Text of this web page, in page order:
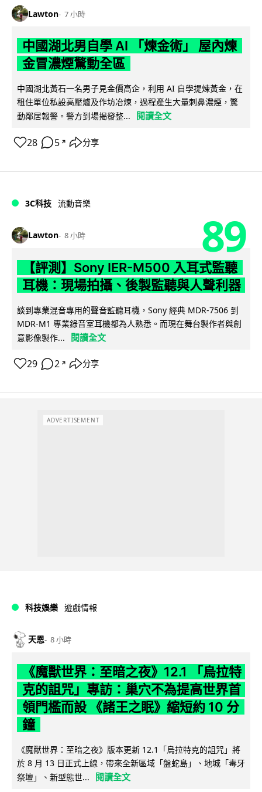
Lawton 7 小時
中國湖北男自學 AI 「煉金術」 屋內煉
金冒濃煙驚動全區
中國湖北黃石一名男子見金價高企，利用 AI 自學提煉黃金，在
租住單位私設高壓爐及作坊冶煉，過程產生大量刺鼻濃煙，驚
動鄰居報警。警方到場揭發整...
閱讀全文
28 5 ↗ 分享
3C科技 流動音樂
Lawton 8 小時 89
【評測】Sony IER-M500 入耳式監聽
耳機：現場拍攝、後製監聽與人聲利器
談到專業混音專用的聲音監聽耳機，Sony 經典 MDR-7506 到
MDR-M1 專業錄音室耳機都為人熟悉。而現在舞台製作者與創
意影像製作...
閱讀全文
29 2 ↗ 分享
ADVERTISEMENT
科技娛樂 遊戲情報
天恩 8 小時
《魔獸世界：至暗之夜》12.1 「烏拉特
克的詛咒」專訪：巢穴不為提高世界首
領門檻而設 《諸王之眠》縮短約 10 分
鐘
《魔獸世界：至暗之夜》版本更新 12.1「烏拉特克的詛咒」將
於 8 月 13 日正式上線，帶來全新區域「盤蛇島」、地城「毒牙
祭壇」、新型態世...
閱讀全文